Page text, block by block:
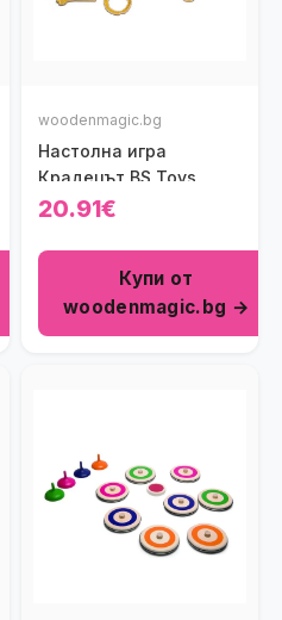
woodenmagic.bg
Настолна игра
Крадецът BS Toys
20.91€
Купи от
woodenmagic.bg →